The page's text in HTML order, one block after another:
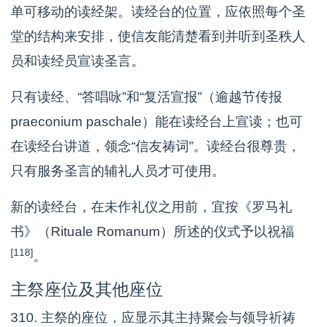
单可移动的读经架。读经台的位置，应依照每个圣
堂的结构来安排，使信友能清楚看到并听到圣秩人
员和读经员宣读圣言。
只有读经、“答唱咏”和“复活宣报”（逾越节传报
praeconium paschale）能在读经台上宣读；也可
在读经台讲道，领念“信友祷词”。读经台很尊贵，
只有服务圣言的辅礼人员才可使用。
新的读经台，在未作礼仪之用前，宜按《罗马礼
书》（Rituale Romanum）所述的仪式予以祝福
[118]。
主祭座位及其他座位
310. 主祭的座位，应显示其主持聚会与领导祈祷